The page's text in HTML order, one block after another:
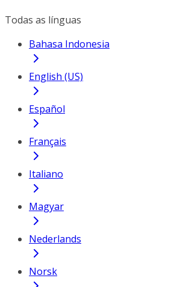
Todas as línguas
Bahasa Indonesia
English (US)
Español
Français
Italiano
Magyar
Nederlands
Norsk